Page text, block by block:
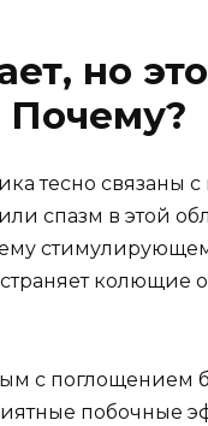
но
Почему?
тесно связаны
спазм в этой
колющие
с поглощением
побочные